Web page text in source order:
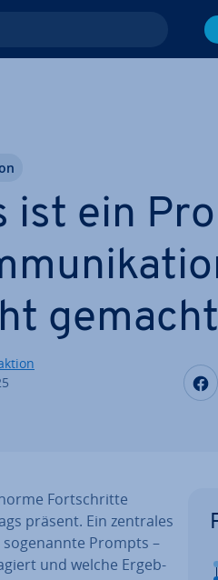
ist ein
gemacht
Fort­schrit­te
präsent. Ein zentrales
Prompts –
und welche Er­geb­